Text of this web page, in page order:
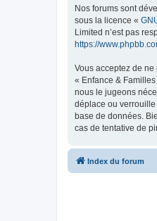
Nos forums sont
sous la licence «
Limited n’est pas
https://
Vous acceptez de
« Enfance &
nous le jugeons
déplace ou verrouille
base de données.
cas de tentative de
Index du forum